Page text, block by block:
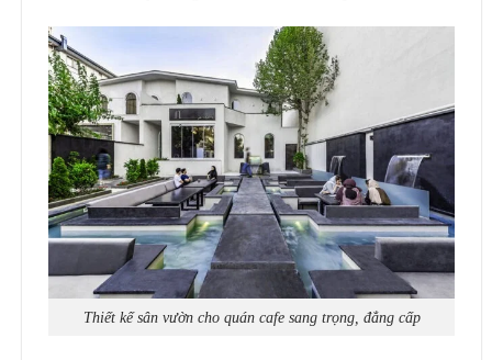
Thiết kế sân vườn cho quán cafe sang trọng, đẳng cấp